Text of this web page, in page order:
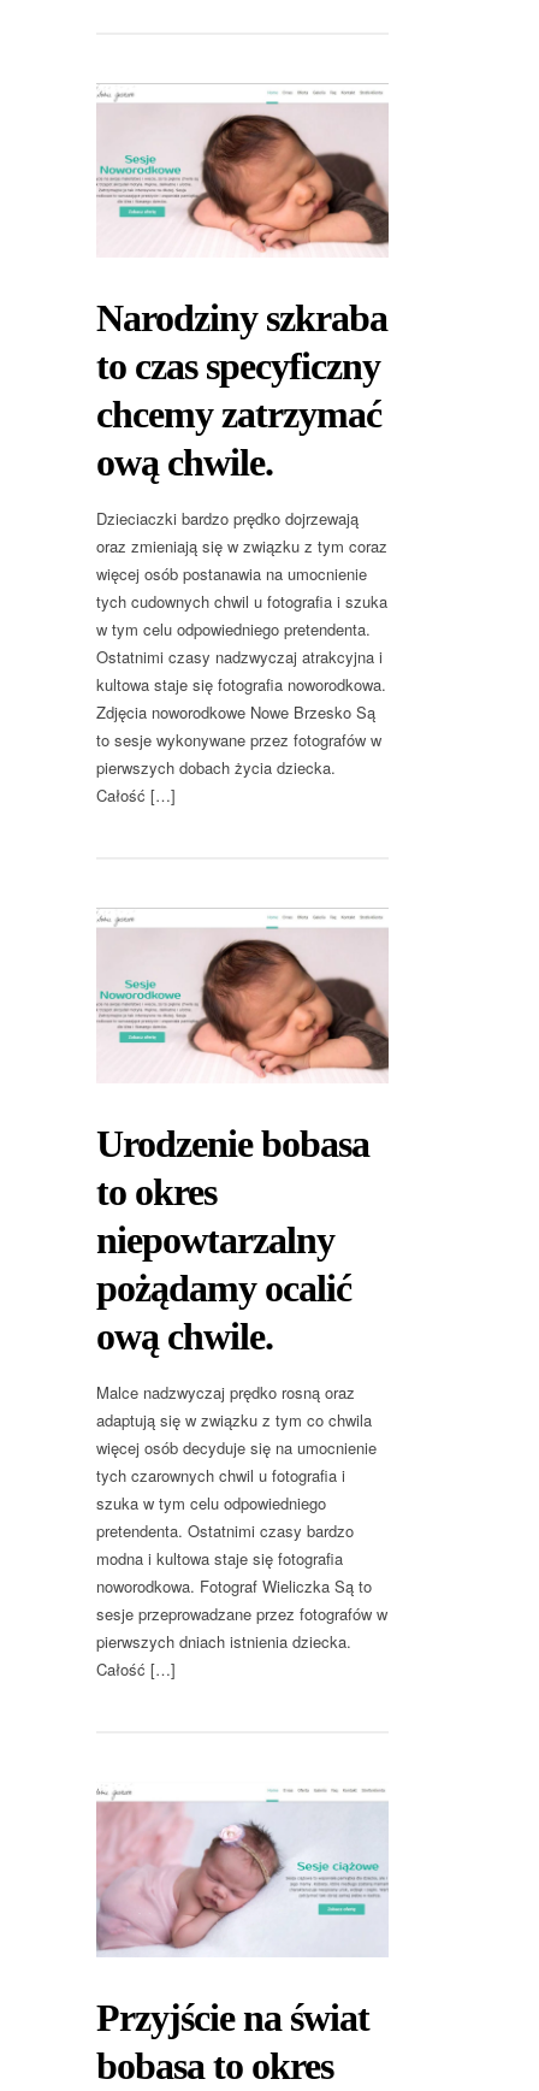
Narodziny szkraba
to czas specyficzny
chcemy zatrzymać
ową chwile.
Dzieciaczki bardzo prędko dojrzewają
oraz zmieniają się w związku z tym coraz
więcej osób postanawia na umocnienie
tych cudownych chwil u fotografia i szuka
w tym celu odpowiedniego pretendenta.
Ostatnimi czasy nadzwyczaj atrakcyjna i
kultowa staje się fotografia noworodkowa.
Zdjęcia noworodkowe Nowe Brzesko Są
to sesje wykonywane przez fotografów w
pierwszych dobach życia dziecka.
Całość […]
Urodzenie bobasa
to okres
niepowtarzalny
pożądamy ocalić
ową chwile.
Malce nadzwyczaj prędko rosną oraz
adaptują się w związku z tym co chwila
więcej osób decyduje się na umocnienie
tych czarownych chwil u fotografia i
szuka w tym celu odpowiedniego
pretendenta. Ostatnimi czasy bardzo
modna i kultowa staje się fotografia
noworodkowa. Fotograf Wieliczka Są to
sesje przeprowadzane przez fotografów w
pierwszych dniach istnienia dziecka.
Całość […]
Przyjście na świat
bobasa to okres